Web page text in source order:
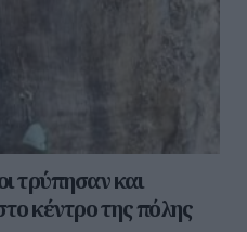
τρύπησαν και
κέντρο της πόλης